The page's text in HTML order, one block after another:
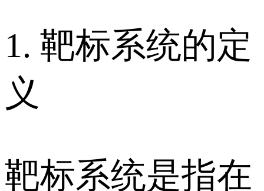
1. 靶标系统的定
义
靶标系统是指在